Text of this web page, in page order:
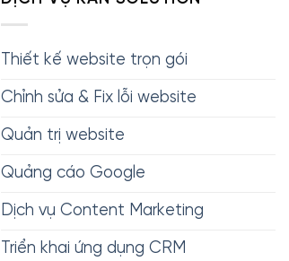
Thiết kế website trọn gói
Chỉnh sửa & Fix lỗi website
Quản trị website
Quảng cáo Google
Dịch vụ Content Marketing
Triển khai ứng dụng CRM